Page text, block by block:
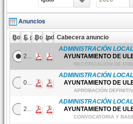
Anuncios
BoletínF. publicación
BoletínIndiceCabecera anuncio
2026/141
24/07/2026
ADMINISTRACIÓN LOCAL
AYUNTAMIENTO DE
RECTIFICACIÓN DE
2026/129
08/07/2026
ADMINISTRACIÓN LOCAL
AYUNTAMIENTO DE
APROBACIÓN
2026/119
23/06/2026
ADMINISTRACIÓN LOCAL
AYUNTAMIENTO DE
CONVOCATORIA Y